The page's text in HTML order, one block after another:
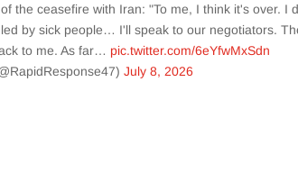
the ceasefire with Iran: "To me, I think it's over. I
by sick people… I'll speak to our negotiators.
to me. As far… pic.twitter.com/6eYfwMxSdn
July 8, 2026